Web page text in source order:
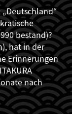
bestand)?
hat in der
Erinnerungen
nach